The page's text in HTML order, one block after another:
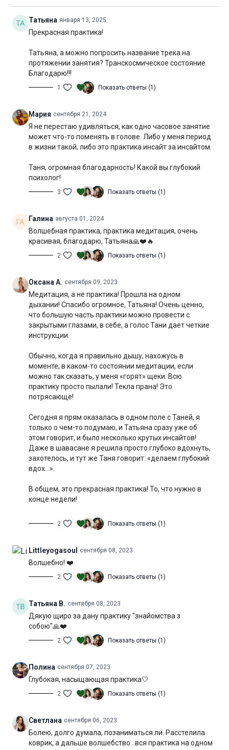
который мы развиваем практикуя йогу - способность
удерживать внимание на одном объекте или процессе.
Желаю вам приятного погружения и космического
Уровень подготовки:средний (B)
Цель:проработка всего тела и гармонизация состояния
Специфика:
направленности
Нагрузка:средняя
Продолжительность:
Татьяна января 13, 2025
Прекрасная практика!
Татьяна, а можно попросить название трека на
протяжении занятия? Транскосмическое состояние.
Благодарю!!!
1 Показать ответы (1)
Мария сентября 21, 2024
Я не перестаю удивляться, как одно часовое занятие
может что-то поменять в голове. Либо у меня период
в жизни такой, либо это практика инсайт за инсайтом.
Таня, огромная благодарность! Какой вы глубокий
психолог!
3 Показать ответы (1)
Галина августа 01, 2024
Волшебная практика, практика медитация, очень
красивая, благодарю, Татьяна🙏❤️🔥
2 Показать ответы (1)
Оксана А. сентября 09, 2023
Медитация, а не практика! Прошла на одном
дыхании! Спасибо огромное, Татьяна! Очень ценно,
что большую часть практики можно провести с
закрытыми глазами, в себе, а голос Тани дает четкие
инструкции.
Обычно, когда я правильно дышу, нахожусь в
моменте, в каком-то состоянии медитации, если
можно так сказать, у меня «горят» щеки. Всю
практику просто пылали! Текла прана! Это
потрясающе!
Сегодня я прям оказалась в одном поле с Таней, я
только о чем-то подумаю, и Татьяна сразу уже об
этом говорит, и было несколько крутых инсайтов!
Даже в шавасане я решила просто глубоко вдохнуть,
захотелось, и тут же Таня говорит: «делаем глубокий
вдох…».
В общем, это прекрасная практика! То, что нужно в
конце недели!
2 Показать ответы (1)
Littleyogasoul сентября 08, 2023
Волшебно! ❤️
2 Показать ответы (1)
Татьяна В. сентября 08, 2023
Дякую щиро за дану практику "знайомства з
собою"🙏❤️
2 Показать ответы (1)
Полина сентября 07, 2023
Глубокая, насыщающая практика🤍
2 Показать ответы (1)
Светлана сентября 06, 2023
Болею, долго думала, позаниматься ли. Расстелила
коврик, а дальше волшебство…вся практика на одном